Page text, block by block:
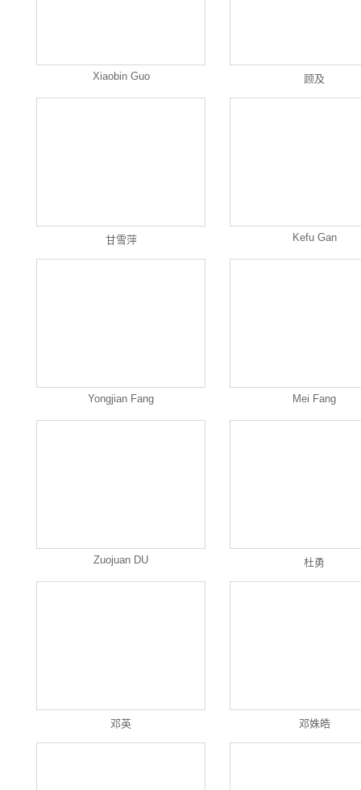
Xiaobin Guo 顾及
甘雪萍 Kefu Gan
Yongjian Fang Mei Fang
Zuojuan DU 杜勇
邓英 邓姝皓